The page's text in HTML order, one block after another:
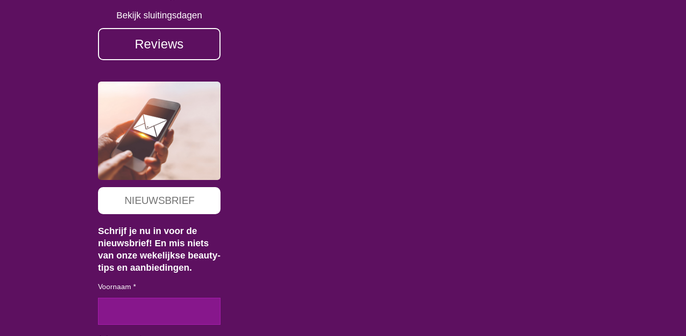
Bekijk sluitingsdagen
Reviews
NIEUWSBRIEF
Schrijf je nu in voor de
nieuwsbrief! En mis niets
van onze wekelijkse beauty-
tips en aanbiedingen.
Voornaam *